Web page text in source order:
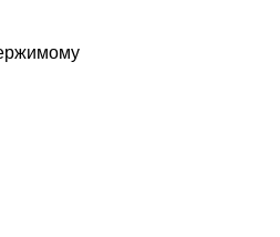
JUST REMOVE IT…